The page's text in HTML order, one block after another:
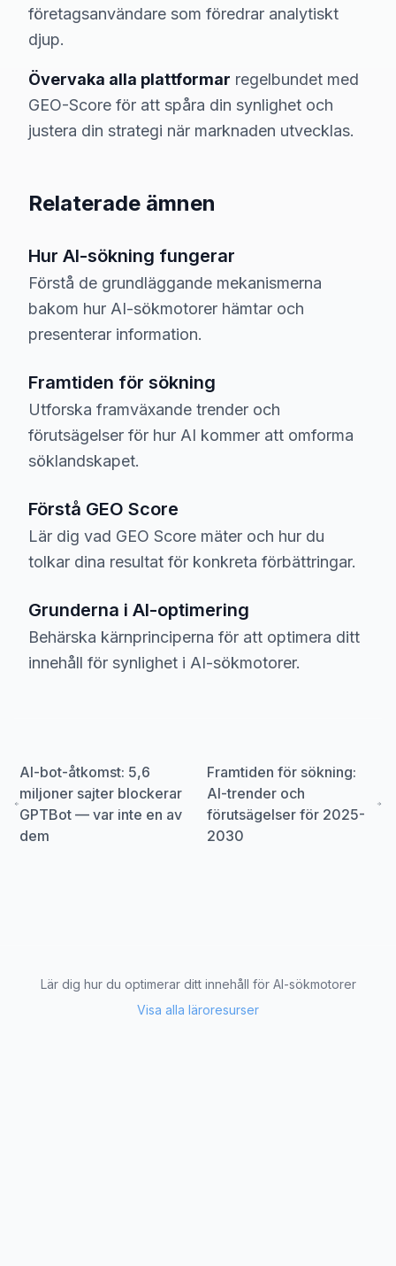
företagsanvändare som föredrar analytiskt
djup.
Övervaka alla plattformar regelbundet med
GEO-Score för att spåra din synlighet och
justera din strategi när marknaden utvecklas.
Relaterade ämnen
Hur AI-sökning fungerar
Förstå de grundläggande mekanismerna
bakom hur AI-sökmotorer hämtar och
presenterar information.
Framtiden för sökning
Utforska framväxande trender och
förutsägelser för hur AI kommer att omforma
söklandskapet.
Förstå GEO Score
Lär dig vad GEO Score mäter och hur du
tolkar dina resultat för konkreta förbättringar.
Grunderna i AI-optimering
Behärska kärnprinciperna för att optimera ditt
innehåll för synlighet i AI-sökmotorer.
AI-bot-åtkomst: 5,6
miljoner sajter blockerar
GPTBot — var inte en av
dem
Framtiden för sökning:
AI-trender och
förutsägelser för 2025-
2030
Lär dig hur du optimerar ditt innehåll för AI-sökmotorer
Visa alla läroresurser